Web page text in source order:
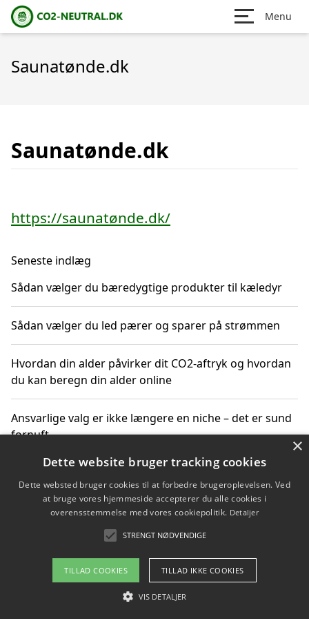
Menu
Saunatønde.dk
Saunatønde.dk
https://saunatønde.dk/
Seneste indlæg
Sådan vælger du bæredygtige produkter til kæledyr
Sådan vælger du led pærer og sparer på strømmen
Hvordan din alder påvirker dit CO2-aftryk og hvordan
du kan beregn din alder online
Ansvarlige valg er ikke længere en niche – det er sund
fornuft
Sådan kan du handle bæredygtigt og bestil med
faktura
Om / kontakt
Blog Betingelser
×
Dette website bruger tracking cookies
Dette websted bruger cookies til at forbedre brugeroplevelsen. Ved
at bruge vores hjemmeside accepterer du alle cookies i
overensstemmelse med vores cookiepolitik. Detaljer
STRENGT NØDVENDIGE
TILLAD COOKIES TILLAD IKKE COOKIES
VIS DETALJER